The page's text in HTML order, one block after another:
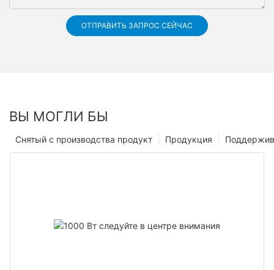
ОТПРАВИТЬ ЗАПРОС СЕЙЧАС
ВЫ МОГЛИ БЫ
Продукция
Снятый с производства продукт